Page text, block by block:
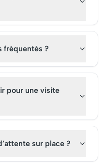
fréquentés ?
pour une visite
sur place ?